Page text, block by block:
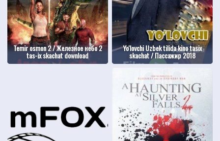
Temir osmon 2 / Железное небо 2
tas-ix skachat download
Yo'lovchi Uzbek tilida kino tasix
skachat / Пассажир 2018